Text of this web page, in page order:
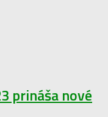
prináša nové